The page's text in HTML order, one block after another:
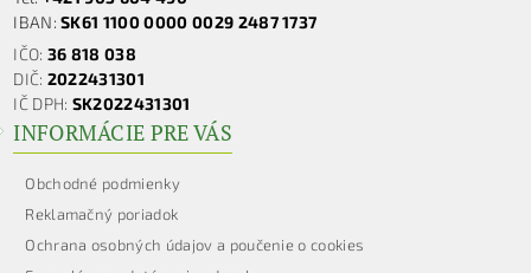
IBAN:SK61 1100 0000 0029 2487 1737
IČO: 36 818 038
DIČ: 2022431301
IČ DPH: SK2022431301
INFORMÁCIE PRE VÁS
Obchodné podmienky
Reklamačný poriadok
Ochrana osobných údajov a poučenie o cookies